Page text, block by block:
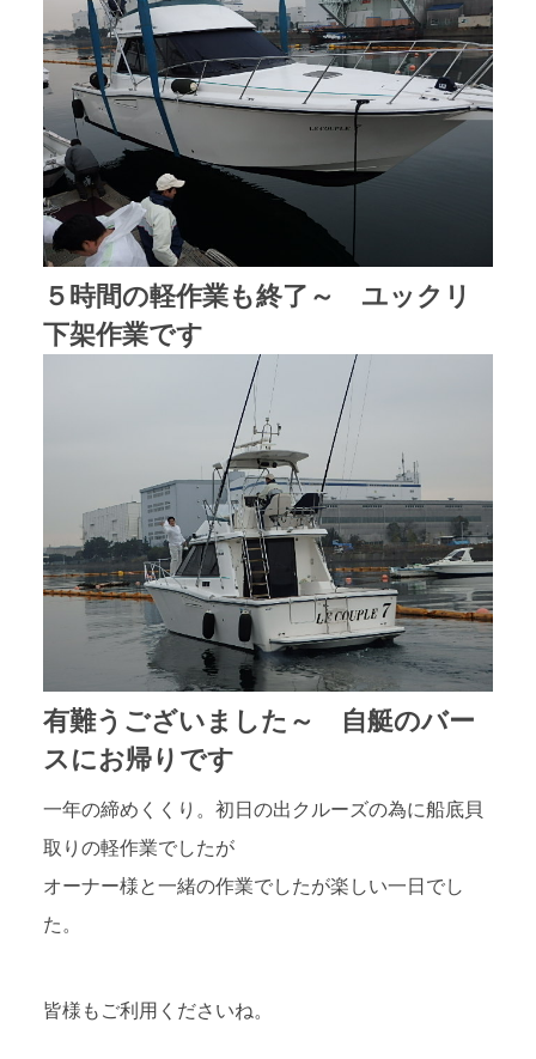
５時間の軽作業も終了～ ユックリ
下架作業です
有難うございました～ 自艇のバー
スにお帰りです
一年の締めくくり。初日の出クルーズの為に船底貝
取りの軽作業でしたが
オーナー様と一緒の作業でしたが楽しい一日でし
た。
皆様もご利用くださいね。